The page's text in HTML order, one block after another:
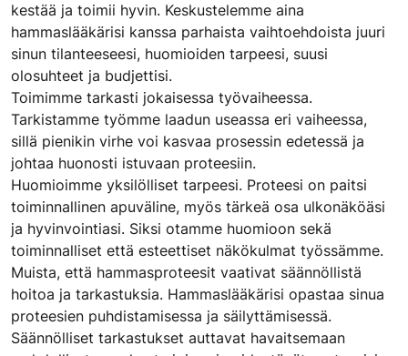
kestää ja toimii hyvin. Keskustelemme aina
hammaslääkärisi kanssa parhaista vaihtoehdoista juuri
sinun tilanteeseesi, huomioiden tarpeesi, suusi
olosuhteet ja budjettisi.
Toimimme tarkasti jokaisessa työvaiheessa.
Tarkistamme työmme laadun useassa eri vaiheessa,
sillä pienikin virhe voi kasvaa prosessin edetessä ja
johtaa huonosti istuvaan proteesiin.
Huomioimme yksilölliset tarpeesi. Proteesi on paitsi
toiminnallinen apuväline, myös tärkeä osa ulkonäköäsi
ja hyvinvointiasi. Siksi otamme huomioon sekä
toiminnalliset että esteettiset näkökulmat työssämme.
Muista, että hammasproteesit vaativat säännöllistä
hoitoa ja tarkastuksia. Hammaslääkärisi opastaa sinua
proteesien puhdistamisessa ja säilyttämisessä.
Säännölliset tarkastukset auttavat havaitsemaan